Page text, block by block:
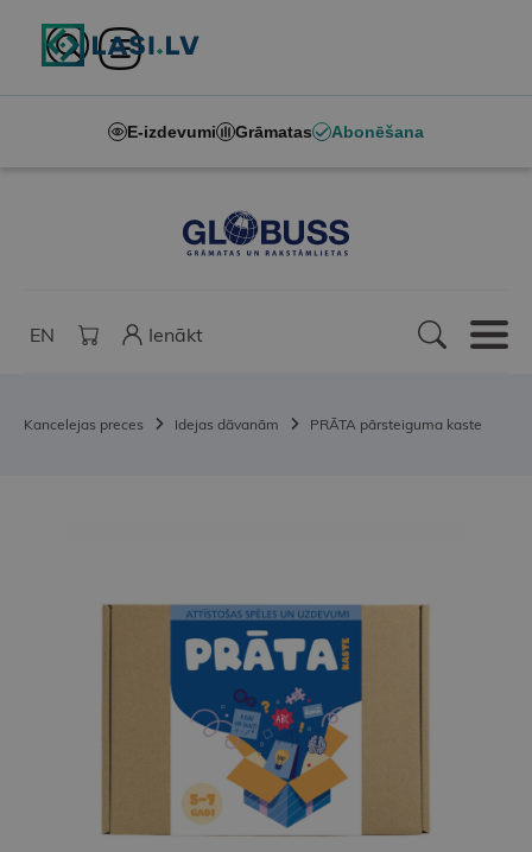
E-izdevumi Grāmatas Abonēšana
EN Ienākt
Kancelejas preces Idejas dāvanām PRĀTA pārsteiguma kaste